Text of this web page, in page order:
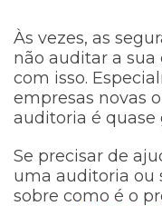
Às vezes, as
não auditar a sua
com isso.
empresas novas
auditoria é quase
Se precisar de
uma auditoria ou
sobre como é o